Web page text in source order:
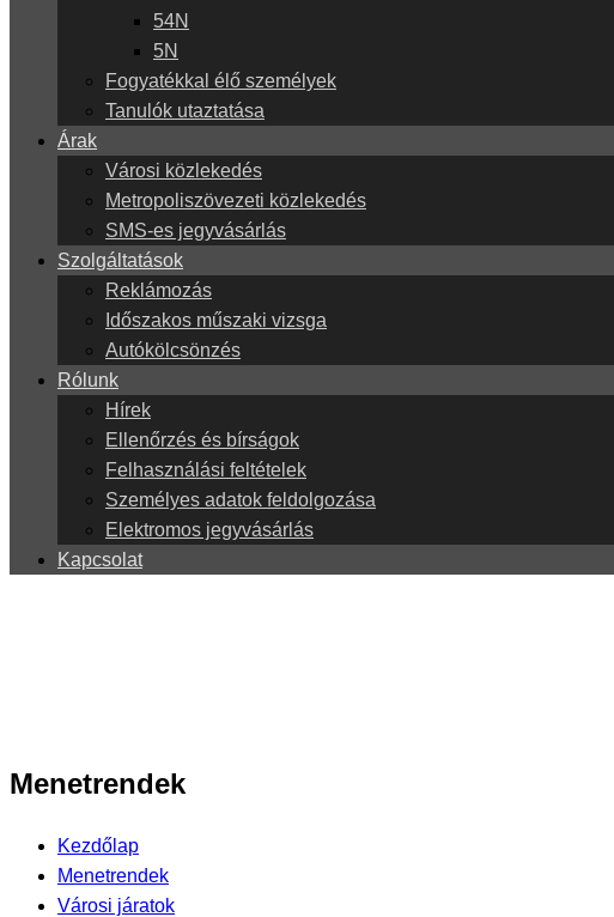
54N
5N
Fogyatékkal élő személyek
Tanulók utaztatása
Árak
Városi közlekedés
Metropoliszövezeti közlekedés
SMS-es jegyvásárlás
Szolgáltatások
Reklámozás
Időszakos műszaki vizsga
Autókölcsönzés
Rólunk
Hírek
Ellenőrzés és bírságok
Felhasználási feltételek
Személyes adatok feldolgozása
Elektromos jegyvásárlás
Kapcsolat
Menetrendek
Kezdőlap
Menetrendek
Városi járatok